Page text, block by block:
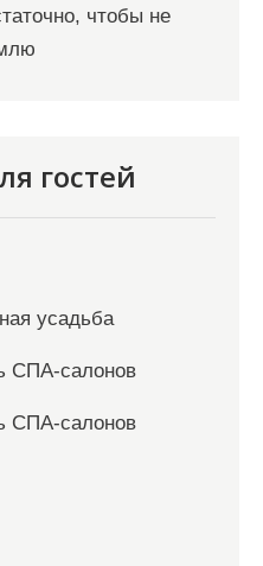
чтобы не
гостей
усадьба
СПА-салонов
СПА-салонов